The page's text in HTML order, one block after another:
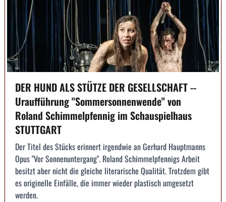
DER HUND ALS STÜTZE DER GESELLSCHAFT --
Uraufführung "Sommersonnenwende" von
Roland Schimmelpfennig im Schauspielhaus
STUTTGART
Der Titel des Stücks erinnert irgendwie an Gerhard Hauptmanns
Opus "Vor Sonnenuntergang". Roland Schimmelpfennigs Arbeit
besitzt aber nicht die gleiche literarische Qualität. Trotzdem gibt
es originelle Einfälle, die immer wieder plastisch umgesetzt
werden.